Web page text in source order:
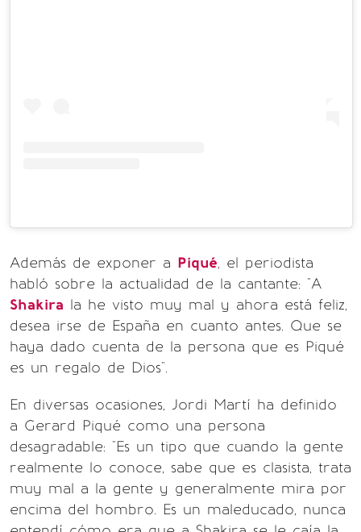
Además de exponer a Piqué, el periodista
habló sobre la actualidad de la cantante: "A
Shakira la he visto muy mal y ahora está feliz,
desea irse de España en cuanto antes. Que se
haya dado cuenta de la persona que es Piqué
es un regalo de Dios".
En diversas ocasiones, Jordi Martí ha definido
a Gerard Piqué como una persona
desagradable: "Es un tipo que cuando la gente
realmente lo conoce, sabe que es clasista, trata
muy mal a la gente y generalmente mira por
encima del hombro. Es un maleducado, nunca